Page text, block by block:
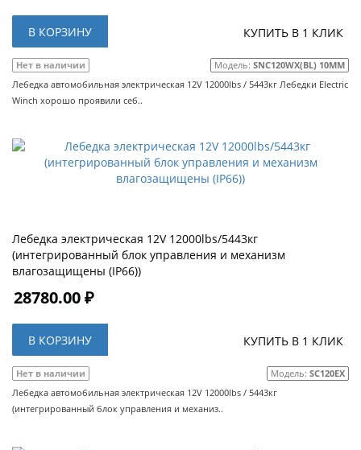
В КОРЗИНУ КУПИТЬ В 1 КЛИК
Нет в наличии Модель: SNC120WX(BL) 10MM
Лебедка автомобильная электрическая 12V 12000lbs / 5443кг Лебедки Electric
Winch хорошо проявили себ..
Лебедка электрическая 12V 12000lbs/5443кг
(интегрированный блок управления и механизм
влагозащищены (IP66))
28780.00 ₽
В КОРЗИНУ КУПИТЬ В 1 КЛИК
Нет в наличии Модель: SC120EX
Лебедка автомобильная электрическая 12V 12000lbs / 5443кг
(интегрированный блок управления и механиз..